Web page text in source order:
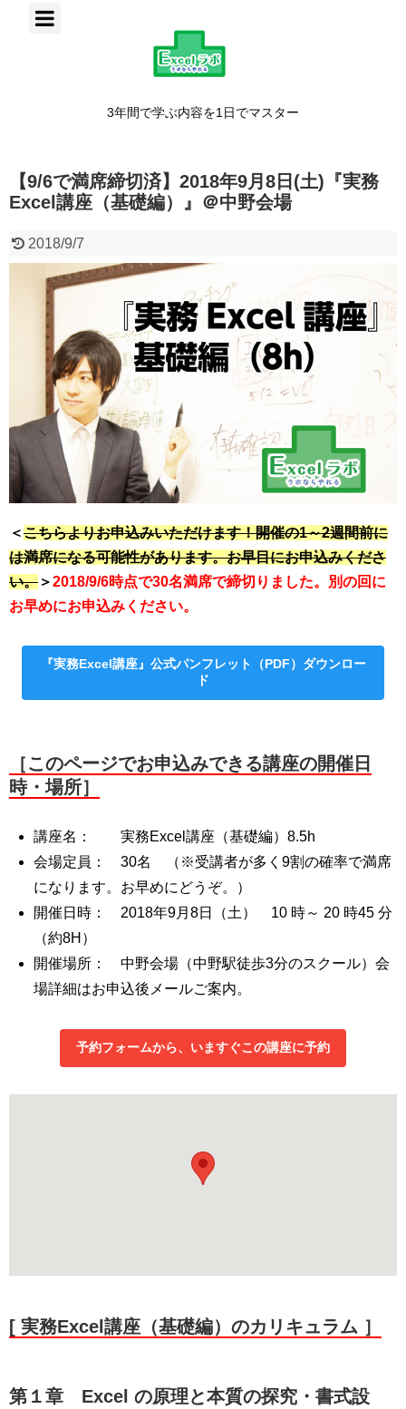
3年間で学ぶ内容を1日でマスター
【9/6で満席締切済】2018年9月8日(土)『実務
Excel講座（基礎編）』＠中野会場
2018/9/7
＜こちらよりお申込みいただけます！開催の1～2週間前に
は満席になる可能性があります。お早目にお申込みくださ
い。 ＞2018/9/6時点で30名満席で締切りました。別の回に
お早めにお申込みください。
『実務Excel講座』公式パンフレット（PDF）ダウンロー
ド
［このページでお申込みできる講座の開催日
時・場所］
講座名： 実務Excel講座（基礎編）8.5h
会場定員： 30名 （※受講者が多く9割の確率で満席
になります。お早めにどうぞ。）
開催日時： 2018年9月8日（土） 10 時～ 20 時45 分
（約8H）
開催場所： 中野会場（中野駅徒歩3分のスクール）会
場詳細はお申込後メールご案内。
予約フォームから、いますぐこの講座に予約
[ 実務Excel講座（基礎編）のカリキュラム ］
第１章 Excel の原理と本質の探究・書式設